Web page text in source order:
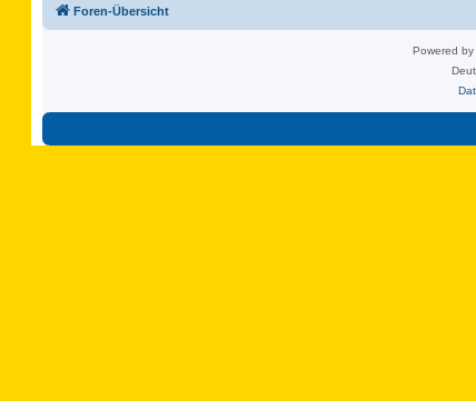
Foren-Übersicht
Powered by